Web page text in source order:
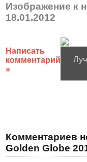
Изображение к
18.01.2012
Написать
комментарий
»
Комментариев
Golden Globe